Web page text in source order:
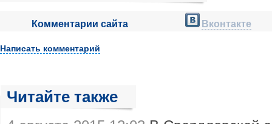
Комментарии сайта Вконтакте
Написать комментарий
Читайте также